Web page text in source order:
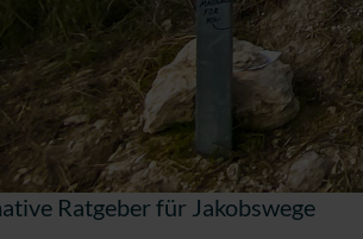
Ratgeber für Jakobswege